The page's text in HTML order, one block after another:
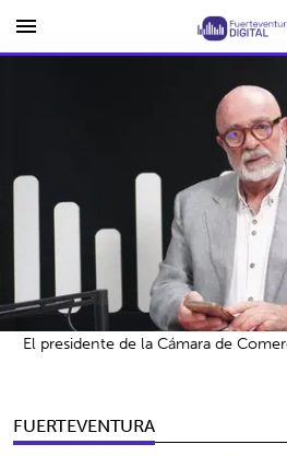
menu
FUERTEVENTURA
El presidente de la Cámara de